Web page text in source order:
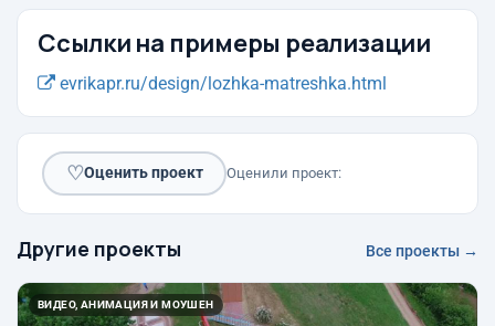
Ссылки на примеры реализации
evrikapr.ru/design/lozhka-matreshka.html
♡Оценить проект Оценили проект:
Другие проекты Все проекты →
ВИДЕО, АНИМАЦИЯ И МОУШЕН